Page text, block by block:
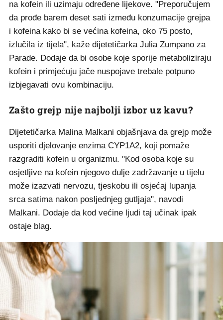
na kofein ili uzimaju određene lijekove. "Preporučujem
da prođe barem deset sati između konzumacije grejpa
i kofeina kako bi se većina kofeina, oko 75 posto,
izlučila iz tijela", kaže dijetetičarka Julia Zumpano za
Parade. Dodaje da bi osobe koje sporije metaboliziraju
kofein i primjećuju jače nuspojave trebale potpuno
izbjegavati ovu kombinaciju.
Zašto grejp nije najbolji izbor uz kavu?
Dijetetičarka Malina Malkani objašnjava da grejp može
usporiti djelovanje enzima CYP1A2, koji pomaže
razgraditi kofein u organizmu. "Kod osoba koje su
osjetljive na kofein njegovo dulje zadržavanje u tijelu
može izazvati nervozu, tjeskobu ili osjećaj lupanja
srca satima nakon posljednjeg gutljaja", navodi
Malkani. Dodaje da kod većine ljudi taj učinak ipak
ostaje blag.